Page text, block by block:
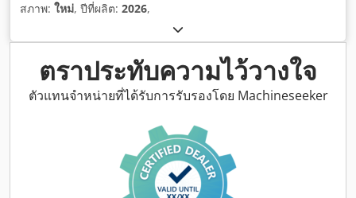
สภาพ: ใหม่, ปีที่ผลิต: 2026,
ตราประทับความไว้วางใจ
ตัวแทนจำหน่ายที่ได้รับการรับรองโดย Machineseeker